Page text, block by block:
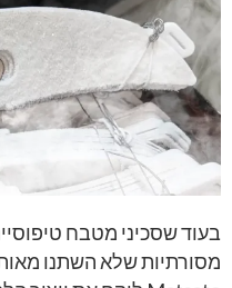
בעוד שסכיני מטבח
מסורתיות שלא השתנו